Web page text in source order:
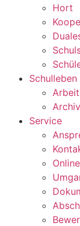
Hort
Schulleben
Archiv
Service